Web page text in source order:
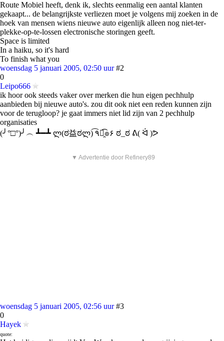
Route Mobiel heeft, denk ik, slechts eenmalig een aantal klanten
gekaapt... de belangrijkste verliezen moet je volgens mij zoeken in de
hoek van mensen wiens nieuwe auto eigenlijk alleen nog niet-ter-
plekke-op-te-lossen electronische storingen geeft.
Space is limited
In a haiku, so it's hard
To finish what you
woensdag 5 januari 2005, 02:50 uur #2
0
Leipo666
ik hoor ook steeds vaker over merken die hun eigen pechhulp
aanbieden bij nieuwe auto's. zou dit ook niet een reden kunnen zijn
voor de terugloop? je gaat immers niet lid zijn van 2 pechhulp
organisaties
(╯°□°)╯︵ ┻━┻ ლ(ಠ益ಠლ) ٩͡๏̯͡๏۶ ಠ_ಠ ᕕ( ᐛ )ᕗ
▼ Advertentie door Refinery89
woensdag 5 januari 2005, 02:56 uur #3
0
Hayek
quote: